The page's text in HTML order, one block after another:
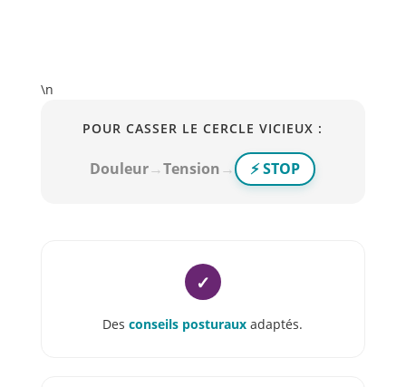
\n
POUR CASSER LE CERCLE VICIEUX :
Douleur→Tension→ ⚡ STOP
✓
Desconseils posturaux adaptés.